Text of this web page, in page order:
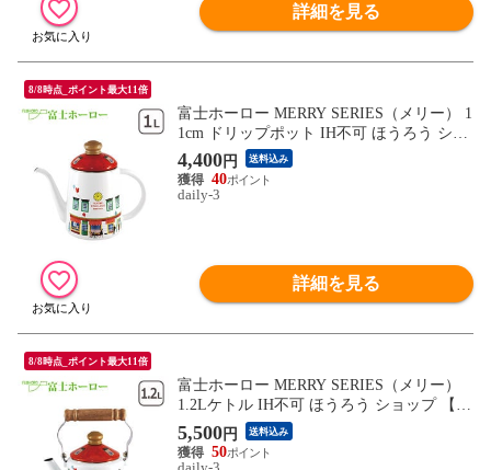
詳細を見る
8/8時点_ポイント最大11倍
富士ホーロー MERRY SERIES（メリー） 1
1cm ドリップポット IH不可 ほうろう ショ
ップ 【北海道・沖縄は990円加算】fuj181-1
1
4,400円 送料込み
40
daily-3
詳細を見る
8/8時点_ポイント最大11倍
富士ホーロー MERRY SERIES（メリー）
1.2Lケトル IH不可 ほうろう ショップ 【北
海道・沖縄は990円加算】fuj182-11
5,500円 送料込み
50